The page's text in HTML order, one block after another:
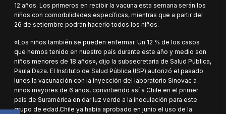
12 años. Los primeros en recibir la vacuna esta semana serán los
niños con comorbilidades específicas, mientras que a partir del
26 de setiembre podrán hacerlo todos los niños.
«Los niños también se pueden enfermar. Un 12 % de los casos
que hemos tenido en nuestro país durante este año y medio son
niños menores de 18 años», dijo la subsecretaria de Salud Pública,
Paula Daza. El Instituto de Salud Pública (ISP) autorizó el pasado
lunes la vacunación con la inyección del laboratorio Sinovac a
niños mayores de 6 años, convirtiendo así a Chile en el primer
país de Suramérica en dar luz verde a la inoculación para este
grupo de edad.Chile ya había aprobado en junio el uso de la